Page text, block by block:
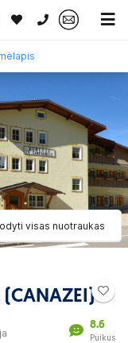
0 700 11007
Kruizai
visas nuotraukas
(CANAZEI)
8.6
Puikus